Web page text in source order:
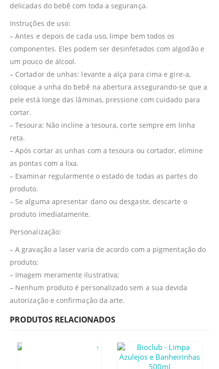
delicadas do bebê com toda a segurança.
Instruções de uso:
– Antes e depois de cada uso, limpe bem todos os
componentes. Eles podem ser desinfetados com algodão e
um pouco de álcool.
– Cortador de unhas: levante a alça para cima e gire-a,
coloque a unha do bebê na abertura assegurando-se que a
pele está longe das lâminas, pressione com cuidado para
cortar.
– Tesoura: Não incline a tesoura, corte sempre em linha
reta.
– Após cortar as unhas com a tesoura ou cortador, elimine
as pontas com a lixa.
– Examinar regularmente o estado de todas as partes do
produto.
– Se alguma apresentar dano ou desgaste, descarte o
produto imediatamente.
Personalização:
– A gravação a laser varia de acordo com a pigmentação do
produto;
– Imagem meramente ilustrativa;
– Nenhum produto é personalizado sem a sua devida
autorização e confirmação da arte.
PRODUTOS RELACIONADOS